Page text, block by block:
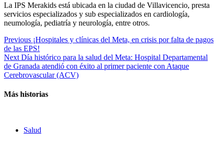
La IPS Merakids está ubicada en la ciudad de Villavicencio, presta
servicios especializados y sub especializados en cardiología,
neumología, pediatría y neurología, entre otros.
Continue
Reading
Previous ¡Hospitales y clínicas del Meta, en crisis por falta de pagos
de las EPS!
Next Día histórico para la salud del Meta: Hospital Departamental
de Granada atendió con éxito al primer paciente con Ataque
Cerebrovascular (ACV)
Más historias
Salud